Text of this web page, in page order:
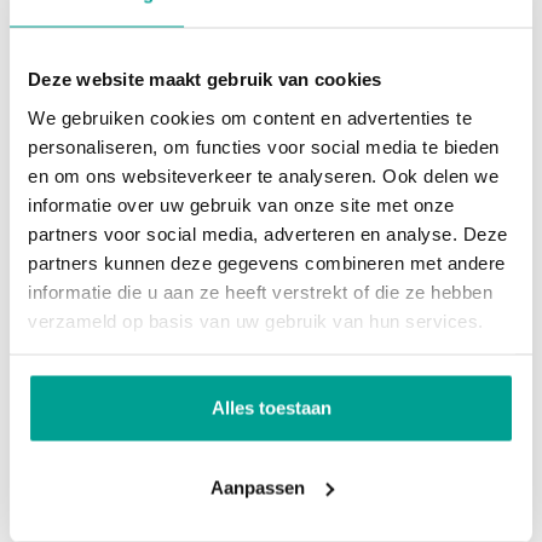
Deze website maakt gebruik van cookies
We gebruiken cookies om content en advertenties te
personaliseren, om functies voor social media te bieden
en om ons websiteverkeer te analyseren. Ook delen we
informatie over uw gebruik van onze site met onze
partners voor social media, adverteren en analyse. Deze
partners kunnen deze gegevens combineren met andere
informatie die u aan ze heeft verstrekt of die ze hebben
verzameld op basis van uw gebruik van hun services.
Alles toestaan
Aanpassen
bevindt zich de hoofdslaapkamer met ensuite
badkamer. In deze badkamer is een ligbad te
vinden evenals een inloopdouche, een hangend
toilet en een meubel met wastafel. Ook op deze
verdieping ligt een eiken vloer m.u.v. de badkamer.
Bijzonderheden:
De gevels zijn onderhoudsarm en alle
Verder zijn de woningen voorzien van een
gebalanceerd mechanisch ventilatiesysteem met
warmteterugwinning. De warmte in de afvoerlucht
Onderhoud binnen
Onderhoud buiten
Huidig gebruik Woonruimte
Huidige bestemming
Voorzieningen
Voorzieningen Glasvezel kabel, Zonnepanelen, Balansventilatie
Kadastrale gegevens